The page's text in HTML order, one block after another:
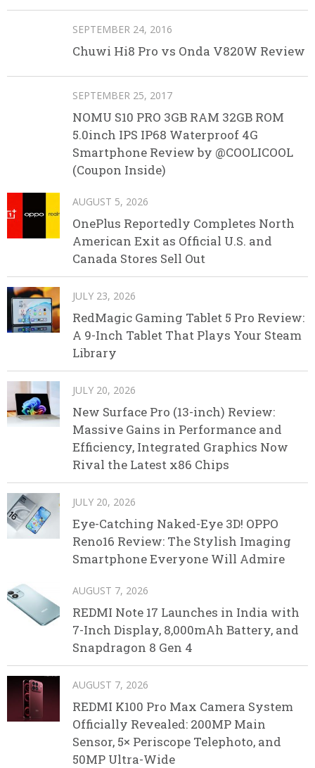
SEPTEMBER 24, 2016
Chuwi Hi8 Pro vs Onda V820W Review
SEPTEMBER 25, 2017
NOMU S10 PRO 3GB RAM 32GB ROM
5.0inch IPS IP68 Waterproof 4G
Smartphone Review by @COOLICOOL
(Coupon Inside)
AUGUST 5, 2026
OnePlus Reportedly Completes North
American Exit as Official U.S. and
Canada Stores Sell Out
JULY 23, 2026
RedMagic Gaming Tablet 5 Pro Review:
A 9-Inch Tablet That Plays Your Steam
Library
JULY 20, 2026
New Surface Pro (13-inch) Review:
Massive Gains in Performance and
Efficiency, Integrated Graphics Now
Rival the Latest x86 Chips
JULY 20, 2026
Eye-Catching Naked-Eye 3D! OPPO
Reno16 Review: The Stylish Imaging
Smartphone Everyone Will Admire
AUGUST 7, 2026
REDMI Note 17 Launches in India with
7-Inch Display, 8,000mAh Battery, and
Snapdragon 8 Gen 4
AUGUST 7, 2026
REDMI K100 Pro Max Camera System
Officially Revealed: 200MP Main
Sensor, 5× Periscope Telephoto, and
50MP Ultra-Wide